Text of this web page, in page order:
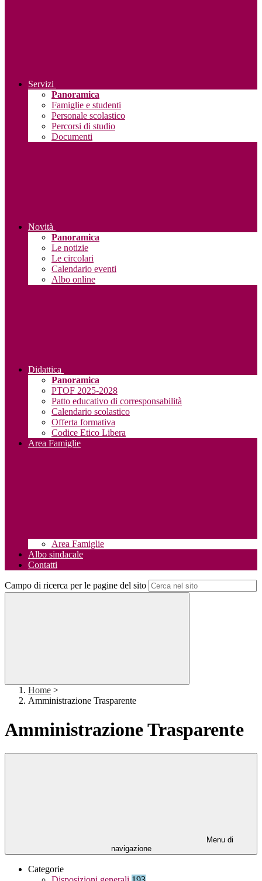
Servizi
Panoramica
Famiglie e studenti
Personale scolastico
Percorsi di studio
Documenti
Novità
Panoramica
Le notizie
Le circolari
Calendario eventi
Albo online
Didattica
Panoramica
PTOF 2025-2028
Patto educativo di corresponsabilità
Calendario scolastico
Offerta formativa
Codice Etico Libera
Area Famiglie
Area Famiglie
Albo sindacale
Contatti
Campo di ricerca per le pagine del sito
Home >
Amministrazione Trasparente
Amministrazione Trasparente
Menu di
navigazione
Categorie